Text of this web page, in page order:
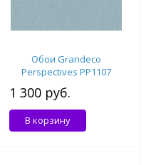
Обои Grandeco
Perspectives PP1107
1 300 руб.
В корзину